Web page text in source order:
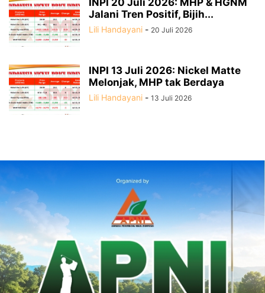
INPI 20 Juli 2026: MHP & HGNM
Jalani Tren Positif, Bijih...
Lili Handayani - 20 Juli 2026
INPI 13 Juli 2026: Nickel Matte
Melonjak, MHP tak Berdaya
Lili Handayani - 13 Juli 2026